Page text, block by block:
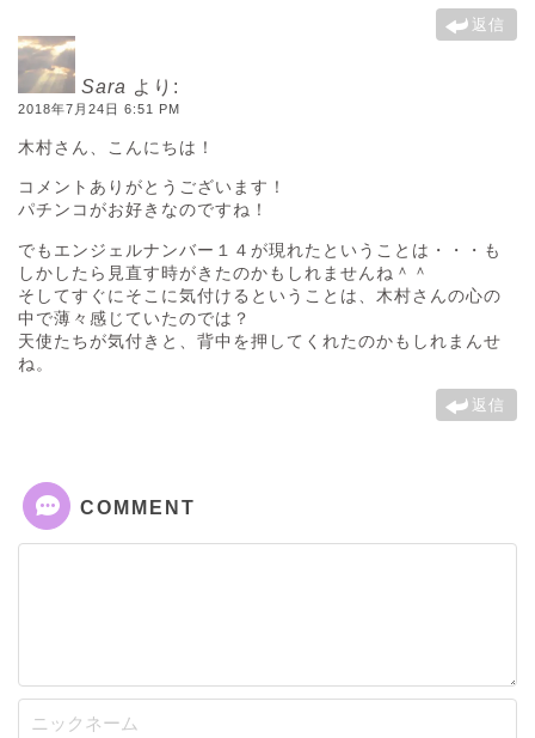
返信
Sara より:
2018年7月24日 6:51 PM
木村さん、こんにちは！
コメントありがとうございます！
パチンコがお好きなのですね！
でもエンジェルナンバー１４が現れたということは・・・も
しかしたら見直す時がきたのかもしれませんね＾＾
そしてすぐにそこに気付けるということは、木村さんの心の
中で薄々感じていたのでは？
天使たちが気付きと、背中を押してくれたのかもしれまんせ
ね。
返信
COMMENT